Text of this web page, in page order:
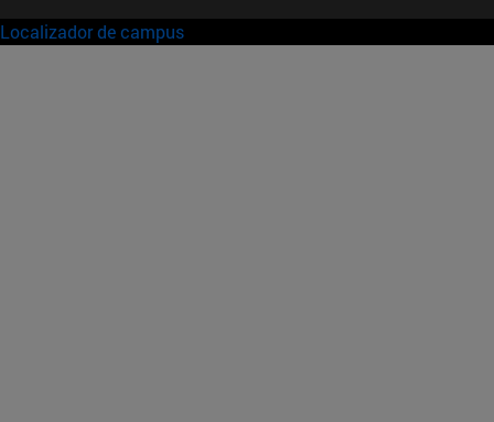
Localizador de campus